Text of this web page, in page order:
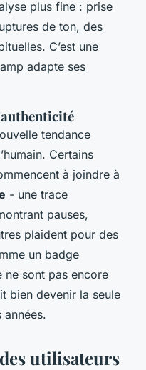
plus fine : prise
de ton, des
C’est une
adapte ses
tendance
Certains
à joindre à
- une trace
pauses,
plaident pour des
un badge
ne sont pas encore
bien devenir la seule
utilisateurs